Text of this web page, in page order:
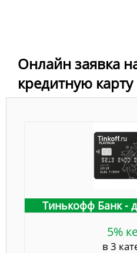
Онлайн заявка
кредитную
Тинькофф Банк -
5%
в 3